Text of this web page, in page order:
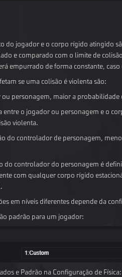
do jogador e o corpo rígido atingido
e comparado com o limite de
empurrado de forma constante,
se uma colisão é violenta são:
personagem, maior a
entre o jogador ou personagem e o
violenta.
do controlador de personagem,
do controlador do personagem é
com qualquer corpo rígido
em níveis diferentes depende da
padrão para um jogador:
e Padrão na Configuração de Física: